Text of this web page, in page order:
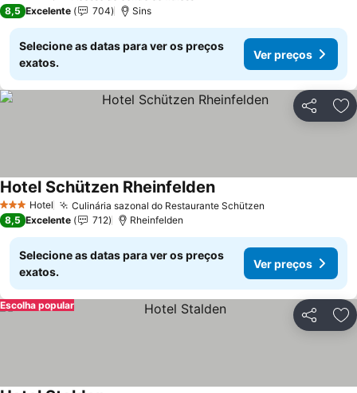
8,5 Excelente 704 Sins
Selecione as datas para ver os preços
exatos.
Ver preços
Partilhar
3 EstrelasHotel Culinária sazonal do Restaurante Schützen
Hotel Schützen Rheinfelden
8,5 Excelente 712 Rheinfelden
Selecione as datas para ver os preços
exatos.
Ver preços
Partilhar
Escolha popular